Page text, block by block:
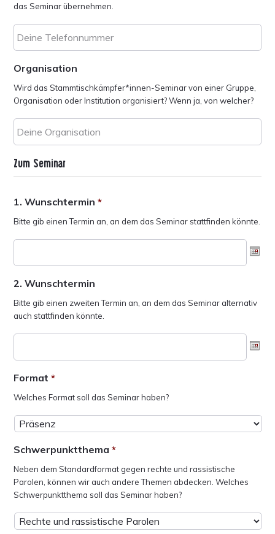
das Seminar übernehmen.
Organisation
Wird das Stammtischkämpfer*innen-Seminar von einer Gruppe,
Organisation oder Institution organisiert? Wenn ja, von welcher?
Zum Seminar
1. Wunschtermin *
Bitte gib einen Termin an, an dem das Seminar stattfinden könnte.
2. Wunschtermin
Bitte gib einen zweiten Termin an, an dem das Seminar alternativ
auch stattfinden könnte.
Format *
Welches Format soll das Seminar haben?
Schwerpunktthema *
Neben dem Standardformat gegen rechte und rassistische
Parolen, können wir auch andere Themen abdecken. Welches
Schwerpunktthema soll das Seminar haben?